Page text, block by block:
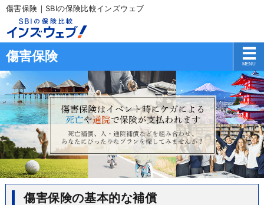
傷害保険｜SBIの保険比較インズウェブ
傷害保険
傷害保険の基本的な補償